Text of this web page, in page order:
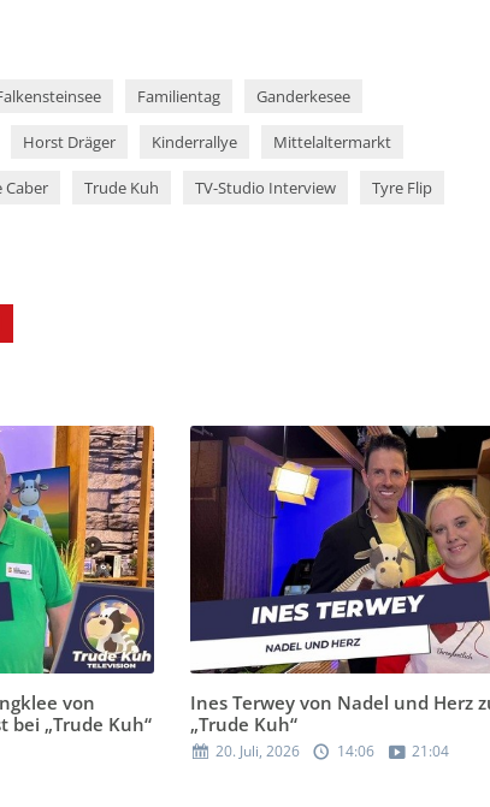
Familientag Ganderkesee
Horst Dräger Kinderrallye Mittelaltermarkt
Caber Trude Kuh TV-Studio Interview Tyre Flip
von
bei „Trude Kuh“
Ines Terwey von Nadel und Herz
„Trude Kuh“
20. Juli, 2026 14:06 21:04